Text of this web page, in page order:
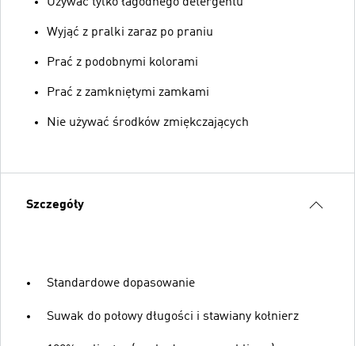
Wyjąć z pralki zaraz po praniu
Prać z podobnymi kolorami
Prać z zamkniętymi zamkami
Nie używać środków zmiękczających
Szczegóły
Standardowe dopasowanie
Suwak do połowy długości i stawiany kołnierz